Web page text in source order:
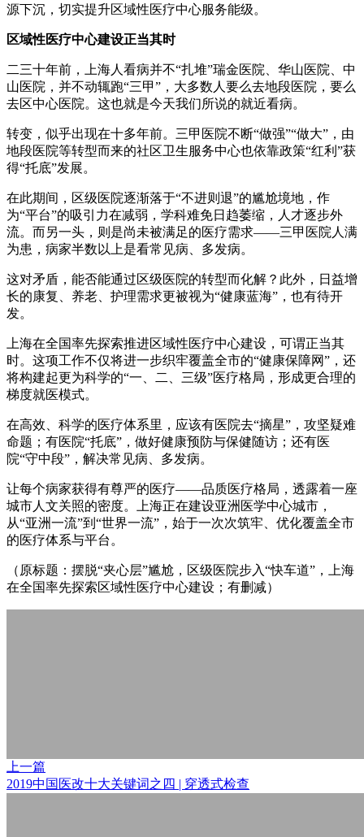
源下沉，切实提升区域性医疗中心服务能级。
区域性医疗中心建设正当其时
二三十年前，上海人看病并不“扎堆”瑞金医院、华山医院、中
山医院，并不动辄跑“三甲”，大多数人要么去地段医院，要么
去区中心医院。这也就是今天我们所说的就近看病。
转变，似乎出现在十多年前。三甲医院不断“做强”“做大”，由
地段医院等转型而来的社区卫生服务中心也依靠政策“红利”获
得“托底”发展。
在此期间，区级医院逐渐落于“不进则退”的尴尬境地，作
为“平台”的吸引力在减弱，学科难免日趋萎缩，人才逐步外
流。而另一头，则是尚未被满足的医疗需求——三甲医院人满
为患，病家半数以上是看常见病、多发病。
这对矛盾，能否能通过区级医院的转型而化解？此外，日益增
长的康复、养老、护理需求更被视为“健康蓝海”，也有待开
发。
上海在全国率先探索推进区域性医疗中心建设，可谓正当其
时。这项工作不仅将进一步织牢覆盖全市的“健康保障网”，还
将构建起更为科学的“一、二、三级”医疗格局，形成更合理的
梯度就医模式。
在高效、科学的医疗体系里，应该有医院去“摘星”，攻坚疑难
命题；有医院“托底”，做好健康预防与保健随访；还有医
院“守中段”，解决常见病、多发病。
让每个病家获得有尊严的医疗——品质医疗格局，透露着一座
城市人文关照的密度。上海正在建设亚洲医学中心城市，
从“亚洲一流”到“世界一流”，始于一次次筑牢、优化覆盖全市
的医疗体系与平台。
（原标题：摆脱“夹心层”尴尬，区级医院步入“快车道”，上海
在全国率先探索区域性医疗中心建设；有删减）
上一篇
2019中国医改十大关键词之四 | 穿透式检查